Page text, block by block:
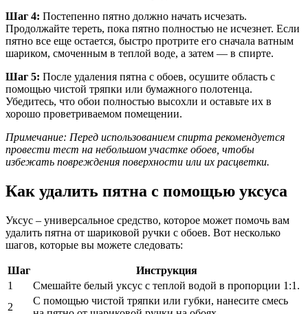
Шаг 4: Постепенно пятно должно начать исчезать.
Продолжайте тереть, пока пятно полностью не исчезнет. Если
пятно все еще остается, быстро протрите его сначала ватным
шариком, смоченным в теплой воде, а затем — в спирте.
Шаг 5: После удаления пятна с обоев, осушите область с
помощью чистой тряпки или бумажного полотенца.
Убедитесь, что обои полностью высохли и оставьте их в
хорошо проветриваемом помещении.
Примечание: Перед использованием спирта рекомендуется
провести тест на небольшом участке обоев, чтобы
избежать повреждения поверхности или их расцветки.
Как удалить пятна с помощью уксуса
Уксус – универсальное средство, которое может помочь вам
удалить пятна от шариковой ручки с обоев. Вот несколько
шагов, которые вы можете следовать:
Шаг
Инструкция
1
Смешайте белый уксус с теплой водой в пропорции 1:1.
2
С помощью чистой тряпки или губки, нанесите смесь